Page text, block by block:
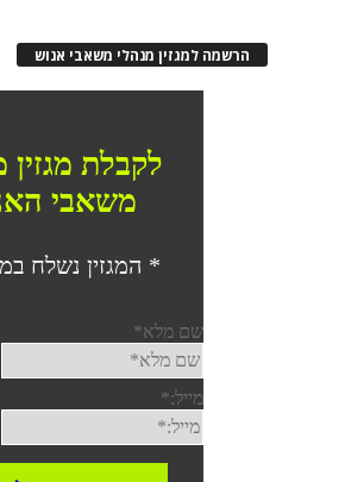
הרשמה למגזין מנהלי משאבי אנוש